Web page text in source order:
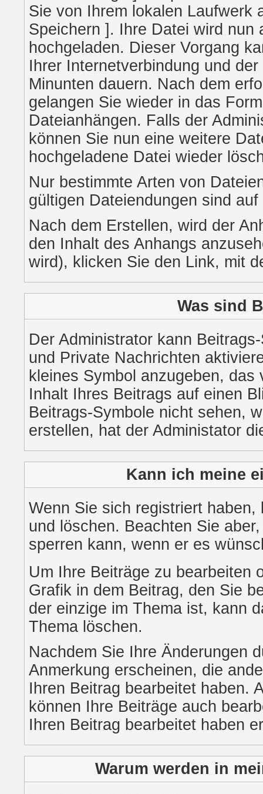
Sie von Ihrem lokalen Laufwerk
Speichern ]. Ihre Datei wird nun
hochgeladen. Dieser Vorgang
Ihrer Internetverbindung und
Minunten dauern. Nach dem
gelangen Sie wieder in das
Dateianhängen. Falls der
können Sie nun eine weitere
hochgeladene Datei wieder
Nur bestimmte Arten von
gültigen Dateiendungen sind
Nach dem Erstellen, wird der
den Inhalt des Anhangs
wird), klicken Sie den Link, mit
Was sind
Der Administrator kann
und Private Nachrichten
kleines Symbol anzugeben,
Inhalt Ihres Beitrags auf einen
Beitrags-Symbole nicht sehen,
erstellen, hat der Administator
Kann ich meine
Wenn Sie sich registriert
und löschen. Beachten Sie
sperren kann, wenn er es
Um Ihre Beiträge zu
Grafik in dem Beitrag, den Sie
der einzige im Thema ist, kann
Thema löschen.
Nachdem Sie Ihre Änderungen
Anmerkung erscheinen, die
Ihren Beitrag bearbeitet haben.
können Ihre Beiträge auch
Ihren Beitrag bearbeitet haben
Warum werden in